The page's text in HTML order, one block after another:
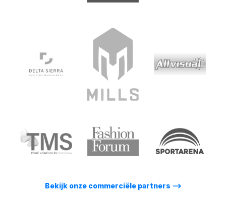
Bekijk onze commerciële partners ⟶